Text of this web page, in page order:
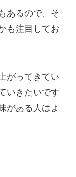
あるので、そ
も注目してお
がってきてい
いきたいです
がある人はよ